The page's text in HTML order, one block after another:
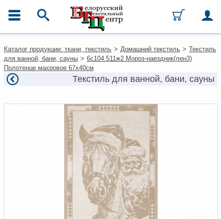
Каталог
Ткани
Домашний текстиль
Одежда
Текстиль для ресторанов и
Текстильная галантерея и
Оплата и доставка
Как оформить заказ
Каталог продукции: ткани, текстиль > Домашний текстиль > Текстиль
для ванной, бани, сауны > 6с104.511ж2 Мороз-наездник(лен3)
Полотенце махровое 67х40см
Текстиль для ванной, бани, сауны